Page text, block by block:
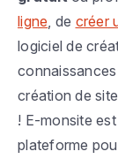
ligne , de créer
logiciel de
création de
! E-monsite
plateforme